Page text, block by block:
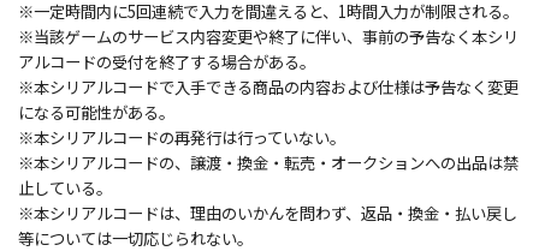
※一定時間内に5回連続で入力を間違えると、1時間入力が制限される。
※当該ゲームのサービス内容変更や終了に伴い、事前の予告なく本シリ
アルコードの受付を終了する場合がある。
※本シリアルコードで入手できる商品の内容および仕様は予告なく変更
になる可能性がある。
※本シリアルコードの再発行は行っていない。
※本シリアルコードの、譲渡・換金・転売・オークションへの出品は禁
止している。
※本シリアルコードは、理由のいかんを問わず、返品・換金・払い戻し
等については一切応じられない。